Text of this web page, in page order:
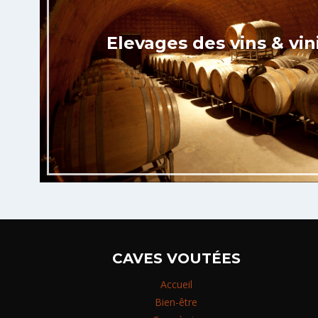
Elevages des vins &
CAVES VOUTÉES
Accueil
Bien-être